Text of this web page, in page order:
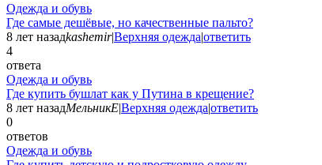
Одежда и обувь
Где самые дешёвые, но качественные пальто?
8 лет назадkashemir|Верхняя одежда|ответить
4
ответа
Одежда и обувь
Где купить бушлат как у Путина в крещение?
8 лет назадМельникЕ|Верхняя одежда|ответить
0
ответов
Одежда и обувь